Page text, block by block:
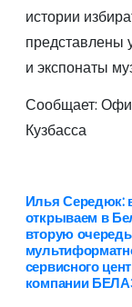
истории
представлены
и экспонаты
Сообщает:
Кузбасса
Н
а
в
Илья Середюк:
открываем в
вторую очередь
сервисного
компании